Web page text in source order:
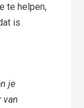
te helpen,
is
je
van